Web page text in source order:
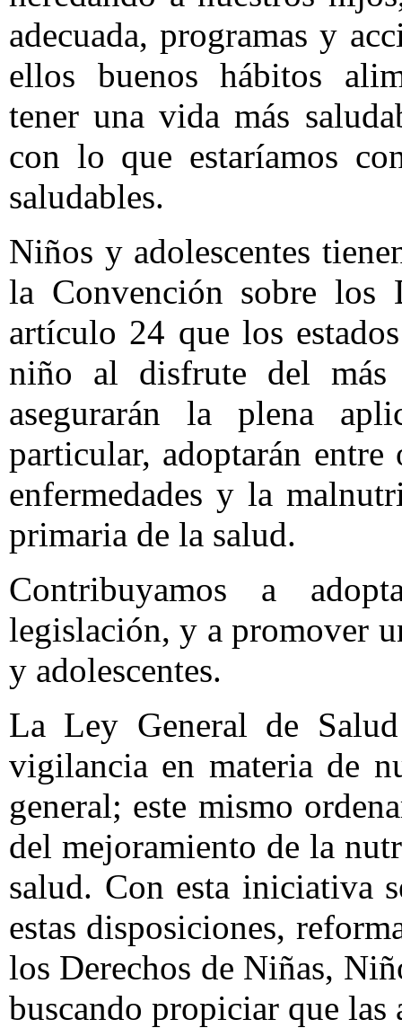
adecuada, programas y
ellos buenos hábitos
tener una vida más
con lo que estaríamos
saludables.
Niños y adolescentes
la Convención sobre los
artículo 24 que los
niño al disfrute del
asegurarán la plena
particular, adoptarán
enfermedades y la
primaria de la salud.
Contribuyamos a
legislación, y a promover
y adolescentes.
La Ley General de
vigilancia en materia de
general; este mismo
del mejoramiento de la
salud. Con esta iniciativa
estas disposiciones,
los Derechos de Niñas,
buscando propiciar que